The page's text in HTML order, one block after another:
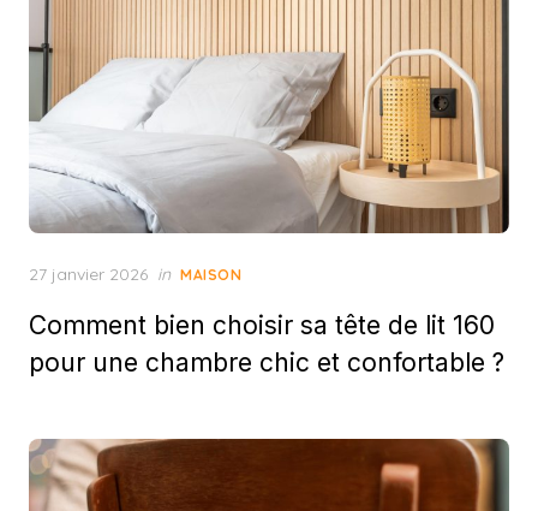
Posted
27 janvier 2026 in MAISON
Comment bien choisir sa tête de lit 160
pour une chambre chic et confortable ?